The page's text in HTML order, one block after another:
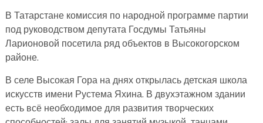
В Татарстане комиссия по народной программе партии
под руководством депутата Госдумы Татьяны
Ларионовой посетила ряд объектов в Высокогорском
районе.
В селе Высокая Гора на днях открылась детская школа
искусств имени Рустема Яхина. В двухэтажном здании
есть всё необходимое для развития творческих